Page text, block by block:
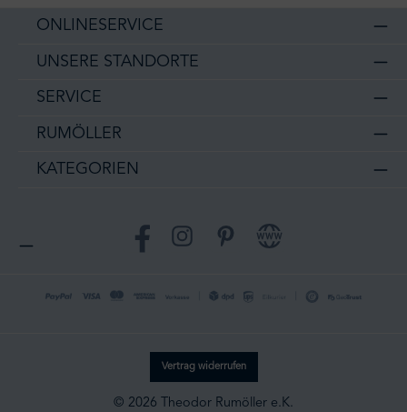
ONLINESERVICE
UNSERE STANDORTE
SERVICE
RUMÖLLER
KATEGORIEN
Facebook Instagram Pinterest Website
Vertrag widerrufen
© 2026 Theodor Rumöller e.K.